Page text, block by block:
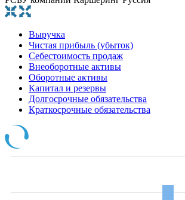
Выручка
Чистая прибыль (убыток)
Себестоимость продаж
Внеоборотные активы
Оборотные активы
Капитал и резервы
Долгосрочные обязательства
Краткосрочные обязательства